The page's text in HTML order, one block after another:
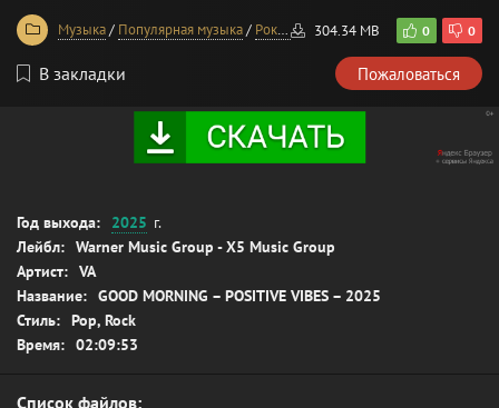
Музыка/ Популярная музыка/ Рок-музыка 304.34 MB 0 0
В закладки Пожаловаться
Год выхода: 2025 г.
Лейбл: Warner Music Group - X5 Music Group
Артист: VA
Название: GOOD MORNING – POSITIVE VIBES – 2025
Стиль: Pop, Rock
Время: 02:09:53
Список файлов: